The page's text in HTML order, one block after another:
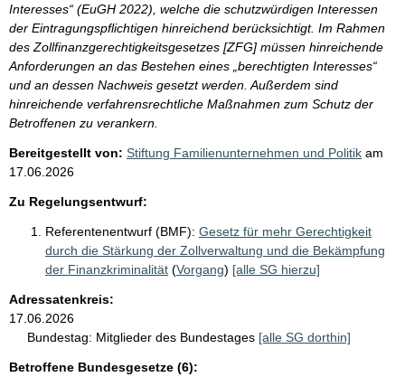
Interesses“ (EuGH 2022), welche die schutzwürdigen Interessen
der Eintragungspflichtigen hinreichend berücksichtigt. Im Rahmen
des Zollfinanzgerechtigkeitsgesetzes [ZFG] müssen hinreichende
Anforderungen an das Bestehen eines „berechtigten Interesses“
und an dessen Nachweis gesetzt werden. Außerdem sind
hinreichende verfahrensrechtliche Maßnahmen zum Schutz der
Betroffenen zu verankern.
Bereitgestellt von: Stiftung Familienunternehmen und Politik am
17.06.2026
Zu Regelungsentwurf:
Referentenentwurf (BMF): Gesetz für mehr Gerechtigkeit
durch die Stärkung der Zollverwaltung und die Bekämpfung
der Finanzkriminalität (Vorgang) [alle SG hierzu]
Adressatenkreis:
17.06.2026
Bundestag: Mitglieder des Bundestages [alle SG dorthin]
Betroffene Bundesgesetze (6):